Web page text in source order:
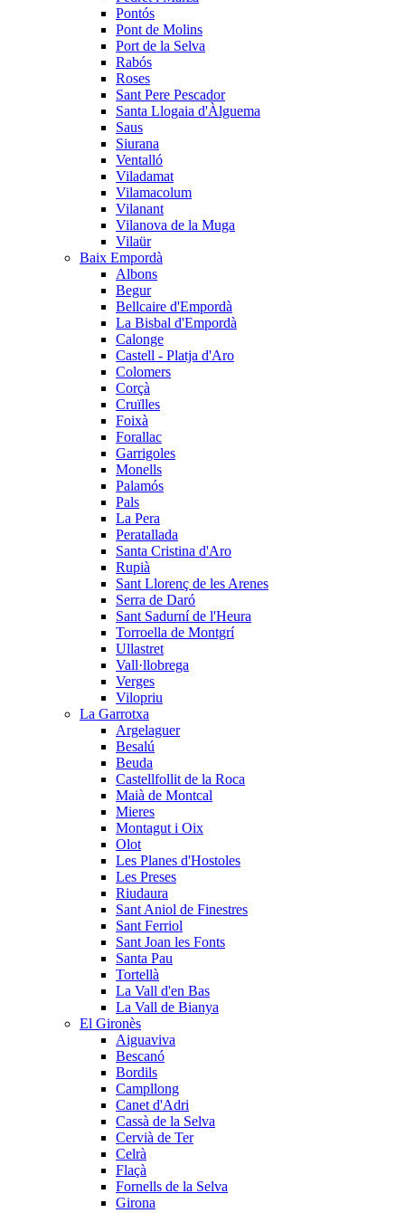
Pontós
Pont de Molins
Port de la Selva
Rabós
Roses
Sant Pere Pescador
Santa Llogaia d'Àlguema
Saus
Siurana
Ventalló
Viladamat
Vilamacolum
Vilanant
Vilanova de la Muga
Vilaür
Baix Empordà
Albons
Begur
Bellcaire d'Empordà
La Bisbal d'Empordà
Calonge
Castell - Platja d'Aro
Colomers
Corçà
Cruïlles
Foixà
Forallac
Garrigoles
Monells
Palamós
Pals
La Pera
Peratallada
Santa Cristina d'Aro
Rupià
Sant Llorenç de les Arenes
Serra de Daró
Sant Sadurní de l'Heura
Torroella de Montgrí
Ullastret
Vall·llobrega
Verges
Vilopriu
La Garrotxa
Argelaguer
Besalú
Beuda
Castellfollit de la Roca
Maià de Montcal
Mieres
Montagut i Oix
Olot
Les Planes d'Hostoles
Les Preses
Riudaura
Sant Aniol de Finestres
Sant Ferriol
Sant Joan les Fonts
Santa Pau
Tortellà
La Vall d'en Bas
La Vall de Bianya
El Gironès
Aiguaviva
Bescanó
Bordils
Campllong
Canet d'Adri
Cassà de la Selva
Cervià de Ter
Celrà
Flaçà
Fornells de la Selva
Girona